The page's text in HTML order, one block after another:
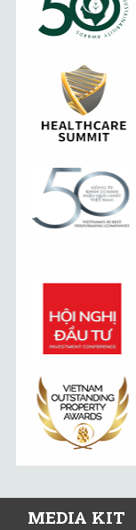
MEDIA KIT